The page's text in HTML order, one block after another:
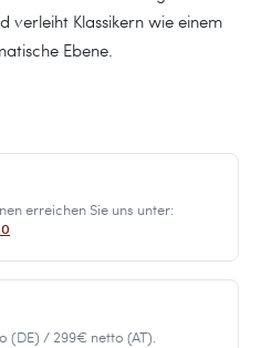
verleiht Klassikern wie einem
Ebene.
erreichen Sie uns unter:
(DE) / 299€ netto (AT).